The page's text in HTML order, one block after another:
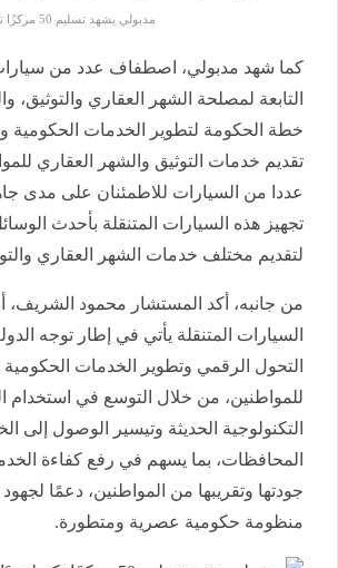
مدبولي يشهد تسليم 50 مركزًا تكنولوجيًا متنقلًا لـ "العدل"
كما شهد مدبولي، اصطفاف عدد من سيارات
التابعة لمصلحة الشهر العقاري والتوثيق،
خطة الحكومة لتطوير الخدمات الحكومية
تقديم خدمات التوثيق والشهر العقاري
عددا من السيارات للاطمئنان على مدى
تجهيز هذه السيارات المتنقلة بأحدث
لتقديم مختلف خدمات الشهر العقاري
من جانبه، أكد المستشار محمود الشريف،
السيارات المتنقلة يأتي في إطار توجه
التحول الرقمي وتطوير الخدمات الحكومية
للمواطنين، من خلال التوسع في استخدام
التكنولوجية الحديثة وتيسير الوصول إلى
المحافظات، بما يسهم في رفع كفاءة
جودتها وتقريبها من المواطنين، دعمًا لجهود
منظومة حكومية عصرية ومتطورة.